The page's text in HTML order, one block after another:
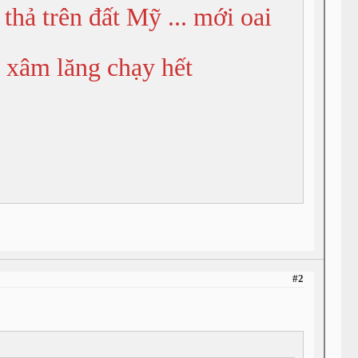
trên đất Mỹ ... mới oai
lăng chạy hết
#2